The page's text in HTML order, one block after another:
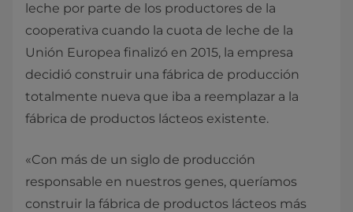
leche por parte de los productores de la
cooperativa cuando la cuota de leche de la
Unión Europea finalizó en 2015, la empresa
decidió construir una fábrica de producción
totalmente nueva que iba a reemplazar a la
fábrica de productos lácteos existente.
«Con más de un siglo de producción
responsable en nuestros genes, queríamos
construir la fábrica de productos lácteos más